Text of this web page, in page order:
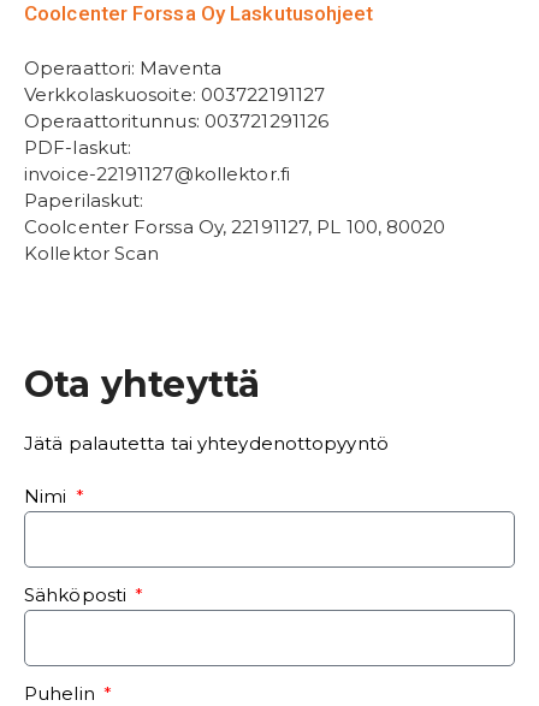
Coolcenter Forssa Oy Laskutusohjeet
Operaattori: Maventa
Verkkolaskuosoite: 003722191127
Operaattoritunnus: 003721291126
PDF-laskut:
invoice-22191127@kollektor.fi
Paperilaskut:
Coolcenter Forssa Oy, 22191127, PL 100, 80020
Kollektor Scan
Ota yhteyttä
Jätä palautetta tai yhteydenottopyyntö
Nimi
Sähköposti
Puhelin